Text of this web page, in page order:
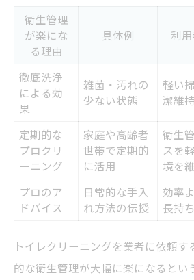
衛生管理
が楽にな
る理由
具体例 利
徹底洗浄
による効
果
雑菌・汚れの
少ない状態
軽い
潔維
定期的な
プロクリ
ーニング
家庭や高齢者
世帯で定期的
に活用
衛生
スを
境を
プロのア
ドバイス
日常的な手入
れ方法の伝授
効率
長持
トイレクリーニングを業者に依頼す
的な衛生管理が大幅に楽になるとい